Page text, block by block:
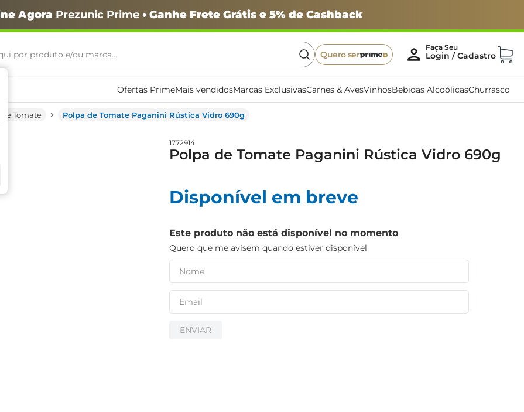
Agora Prezunic Prime• Ganhe Frete Grátis e 5% de Cashback
por produto e/ou marca...
Quero ser
Ofertas PrimeMais vendidosMarcas ExclusivasCarnes & AvesVinhosBebidas AlcoólicasChurrasco
De Tomate Polpa de Tomate Paganini Rústica Vidro 690g
1772914
Polpa de Tomate Paganini Rústica Vidro 690g
Disponível em breve
Este produto não está disponível no momento
Quero que me avisem quando estiver disponível
ENVIAR
buscados